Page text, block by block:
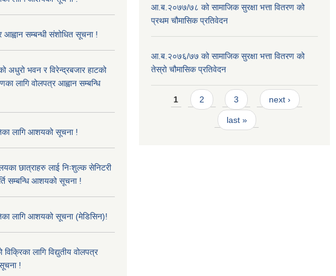
आह्वान सम्बन्धी संशोधित सूचना !
अधुरो भवन र विरेन्द्रबजार हाटको
लागि वोलपत्र आह्वान सम्बन्धि
लागि आशयको सूचना !
छात्राहरु लाई निःशुल्क सेनिटरी
सम्बन्धि आशयको सूचना !
लागि आशयको सूचना (मेडिसिन)!
विक्रिका लागि विद्युतीय वोलपत्र
!
आ.ब.२०७७/७८ को सामाजिक सुरक्षा भत्ता वितरण को
प्रथम चौमासिक प्रतिवेदन
आ.ब.२०७६/७७ को सामाजिक सुरक्षा भत्ता वितरण को
तेस्रो चौमासिक प्रतिवेदन
Pages
1 2 3 next ›
last »